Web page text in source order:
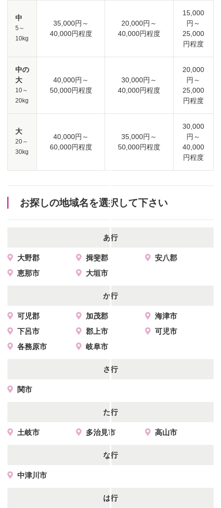
中
5～
10kg
35,000円～
40,000円程度
20,000円～
40,000円程度
15,000
円～
25,000
円程度
中の
大
10～
20kg
40,000円～
50,000円程度
30,000円～
40,000円程度
20,000
円～
25,000
円程度
大
20～
30kg
40,000円～
60,000円程度
35,000円～
50,000円程度
30,000
円～
40,000
円程度
お探しの地域名を選択して下さい
あ行
大野郡 揖斐郡
安八郡
恵那市
大垣市
か行
可児郡 加茂郡
海津市
下呂市
郡上市
可児市
各務原市
岐阜市
さ行
関市
た行
土岐市 多治見市 高山市
な行
中津川市
は行